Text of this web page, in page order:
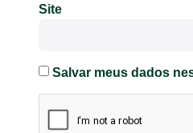
Site
Salvar meus dados